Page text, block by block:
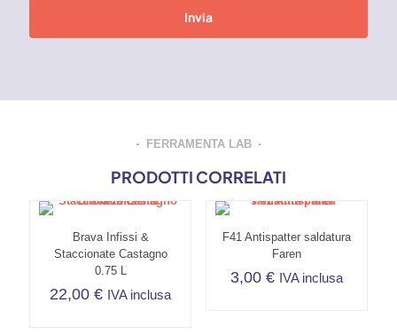
FERRAMENTA LAB
PRODOTTI CORRELATI
Brava Infissi &
Staccionate Castagno
0.75 L
22,00€ IVA inclusa
F41 Antispatter saldatura
Faren
3,00 € IVA inclusa